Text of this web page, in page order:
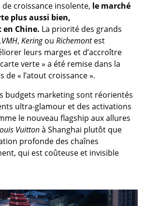
croissance insolente, le marché
plus aussi bien,
Chine. La priorité des grands
, Keringou Richemontest
leurs marges et d’accroître
verte » a été remise dans la
de « l’atout croissance ».
budgets marketing sont réorientés
ultra-glamour et des activations
le nouveau flagship aux allures
Vuittonà Shanghai plutôt que
profonde des chaînes
qui est coûteuse et invisible